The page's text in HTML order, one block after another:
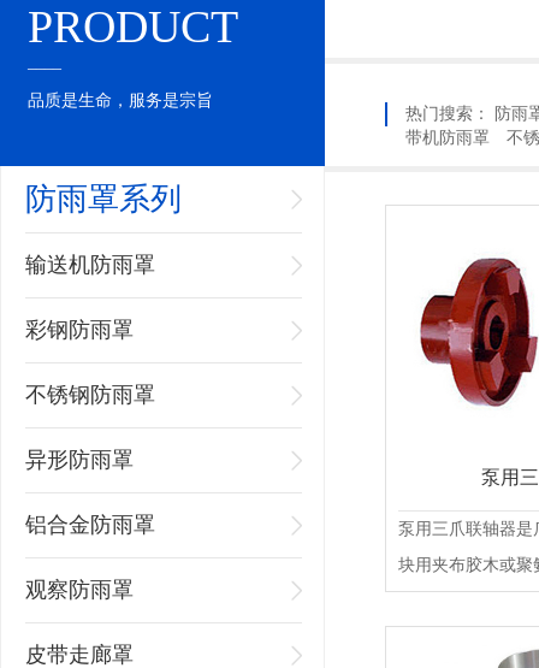
PRODUCT
品质是生命，服务是宗旨
防雨罩系列
输送机防雨罩
彩钢防雨罩
不锈钢防雨罩
异形防雨罩
铝合金防雨罩
观察防雨罩
皮带走廊罩
热门搜索：
防雨
带机防雨罩
不
泵用
泵用三爪联轴器是
块用夹布胶木或聚